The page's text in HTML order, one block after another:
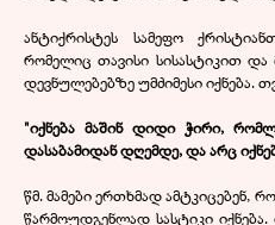
ანტიქრისტეს სამეფო
რომელიც თავისი სისასტიკით
დევნულებებზე უმძიმესი იქნება.
"იქნება მაშინ დიდი ჭირი,
დასაბამიდან დღემდე, და არც
წმ. მამები ერთხმად ამტკიცებენ,
წარმოუდგენლად სასტიკი